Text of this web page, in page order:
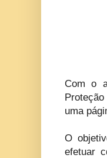
Com o
uma
O
efetuar